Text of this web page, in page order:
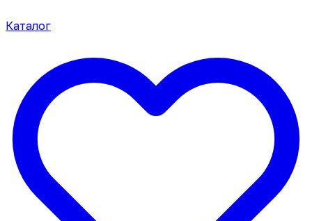
Каталог